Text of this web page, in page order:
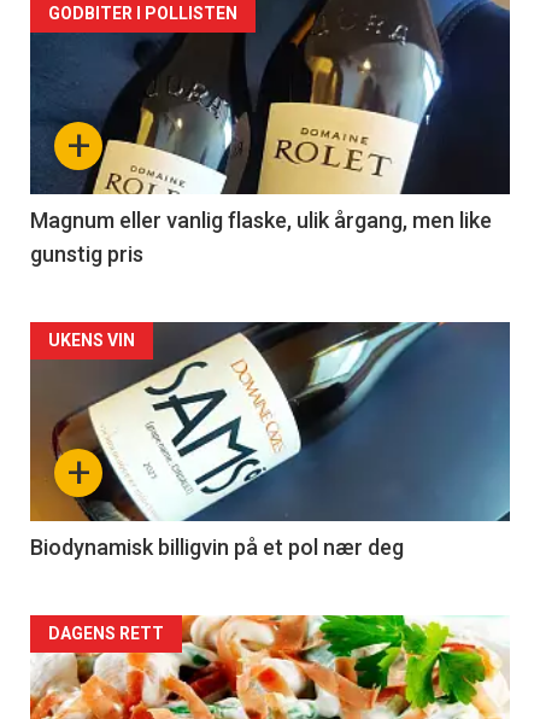
Forsiden
akkurat
nå
3
+
GODBITER I POLLISTEN
Magnum eller vanlig flaske, ulik årgang, men like
gunstig pris
Forsiden
akkurat
nå
4
+
UKENS VIN
Biodynamisk billigvin på et pol nær deg
Forsiden
akkurat
DAGENS RETT